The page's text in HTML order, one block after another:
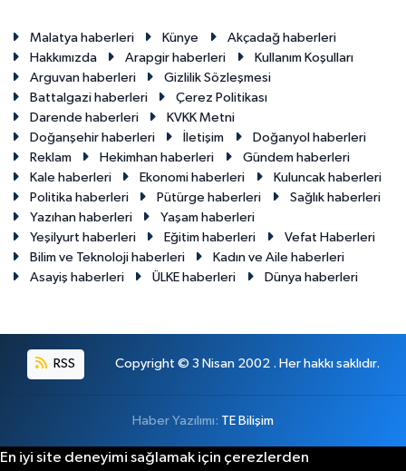
Malatya haberleri Künye
Akçadağ haberleri
Hakkımızda
Arapgir haberleri
Kullanım Koşulları
Arguvan haberleri
Gizlilik Sözleşmesi
Battalgazi haberleri
Çerez Politikası
Darende haberleri
KVKK Metni
Doğanşehir haberleri
İletişim
Doğanyol haberleri
Reklam
Hekimhan haberleri
Gündem haberleri
Kale haberleri
Ekonomi haberleri
Kuluncak haberleri
Politika haberleri
Pütürge haberleri
Sağlık haberleri
Yazıhan haberleri
Yaşam haberleri
Yeşilyurt haberleri
Eğitim haberleri
Vefat Haberleri
Bilim ve Teknoloji haberleri
Kadın ve Aile haberleri
Asayiş haberleri
ÜLKE haberleri Dünya haberleri
RSS Copyright © 3 Nisan 2002 . Her hakkı saklıdır.
Haber Yazılımı: TE Bilişim
En iyi site deneyimi sağlamak için çerezlerden